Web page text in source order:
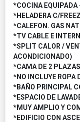
*COCINA EQUIPADA
*HELADERA C/
*CALEFON. GAS
*TV CABLE E
*SPLIT CALOR /
ACONDICIONADO)
*CAMA DE 2
*NO INCLUYE ROPA
*BAÑO PRINCIPAL
*ESPACIO DE
*MUY AMPLIO Y
*EDIFICIO CON